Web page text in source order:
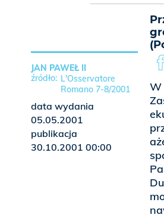
W
JAN PAWEŁ II
L'Osservatore
Romano 7-8/2001
data wydania
05.05.2001
publikacja
30.10.2001 00:00